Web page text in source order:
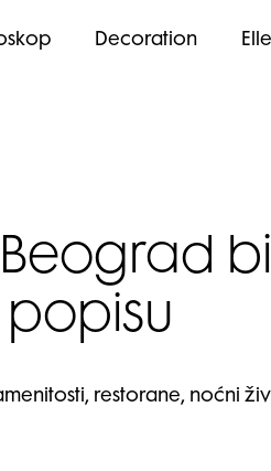
Decoration
restorane, noćni